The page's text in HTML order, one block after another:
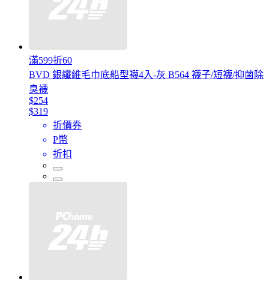
滿599折60
BVD 銀纖維毛巾底船型襪4入-灰 B564 襪子/短襪/抑菌除
臭襪
$254
$319
折價券
P幣
折扣